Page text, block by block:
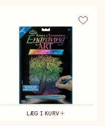
LÆG I KURV